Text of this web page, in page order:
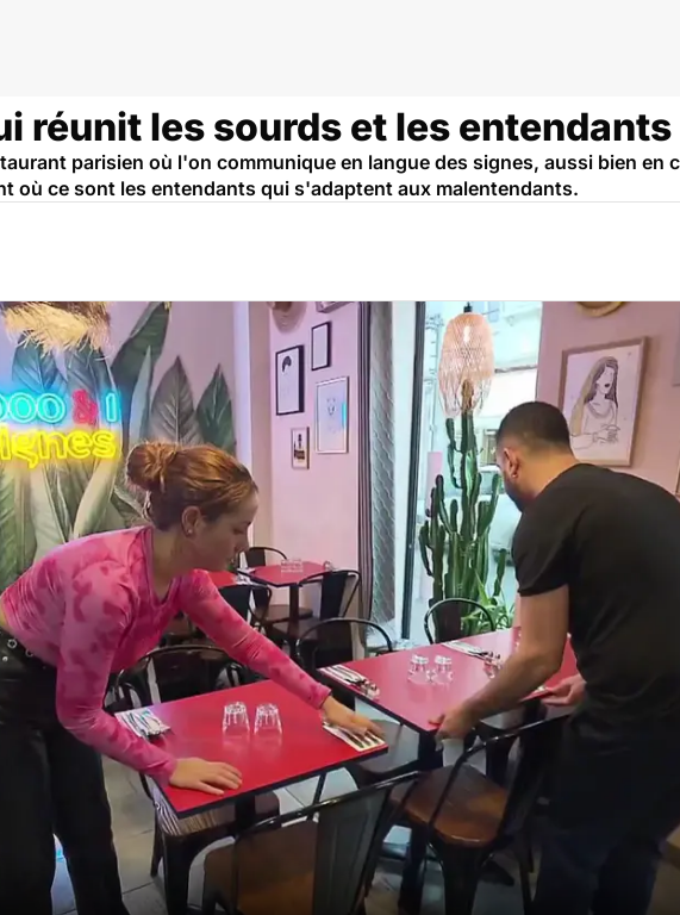
réunit les sourds et les entendants
parisien où l'on communique en langue des signes, aussi bien en
où ce sont les entendants qui s'adaptent aux malentendants.